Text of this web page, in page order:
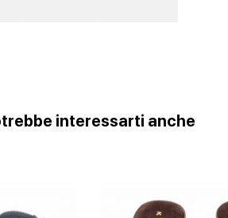
interessarti anche